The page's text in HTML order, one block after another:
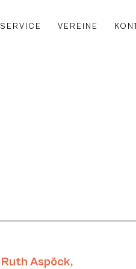
SERVICE VEREINE
Ruth Aspöck,